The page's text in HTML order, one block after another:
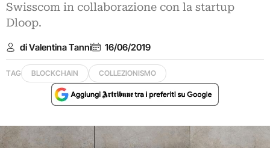
Swisscom in collaborazione con la startup
Dloop.
di Valentina Tanni 16/06/2019
TAG BLOCKCHAIN COLLEZIONISMO